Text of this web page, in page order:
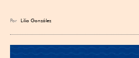
Por Lilia González